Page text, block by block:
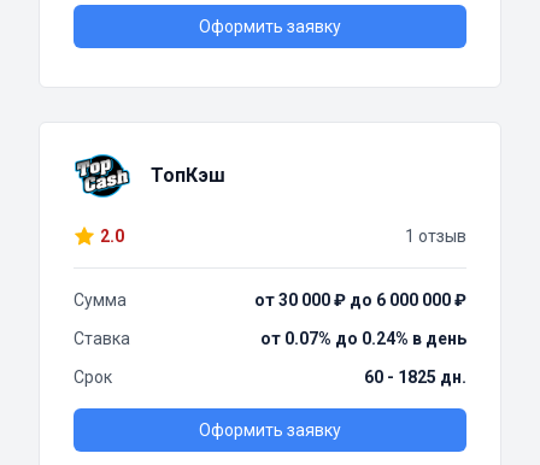
Оформить заявку
ТопКэш
2.0 1 отзыв
Сумма
от 30 000 ₽ до 6 000 000 ₽
Ставка
от 0.07% до 0.24% в день
Срок
60 - 1825 дн.
Оформить заявку